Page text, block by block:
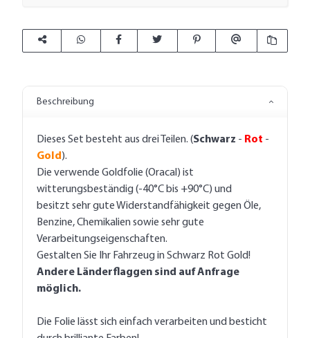
Beschreibung
Dieses Set besteht aus drei Teilen. (Schwarz - Rot -
Gold ).
Die verwende Goldfolie (Oracal) ist
witterungsbeständig (-40°C bis +90°C) und
besitzt sehr gute Widerstandfähigkeit gegen Öle,
Benzine, Chemikalien sowie sehr gute
Verarbeitungseigenschaften.
Gestalten Sie Ihr Fahrzeug in Schwarz Rot Gold!
Andere Länderflaggen sind auf Anfrage
möglich.
Die Folie lässt sich einfach verarbeiten und besticht